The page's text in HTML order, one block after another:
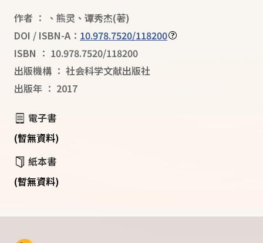
作者 ： 、 熊灵 、 谭秀杰(著)
DOI / ISBN-A： 10.978.7520/118200
ISBN ： 10.978.7520/118200
出版機構 ： 社会科学文献出版社
出版年 ： 2017
電子書
(暫無資料)
紙本書
(暫無資料)